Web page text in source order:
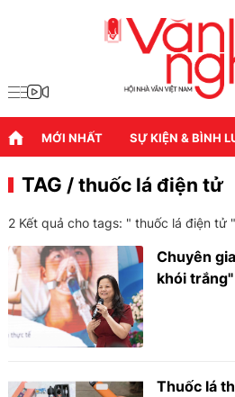
MỚI NHẤT SỰ KIỆN & BÌNH
TAG / thuốc lá điện tử
2 Kết quả cho tags: "thuốc lá điện tử "
Chuyên
khói
Thuốc lá